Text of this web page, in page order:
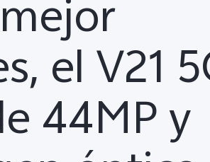
Y11 5G nuevo
el V21
44MP y